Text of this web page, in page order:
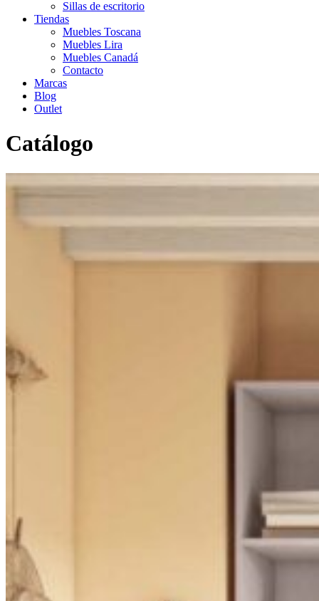
Sillas de escritorio
Tiendas
Muebles Toscana
Muebles Lira
Muebles Canadá
Contacto
Marcas
Blog
Outlet
Catálogo